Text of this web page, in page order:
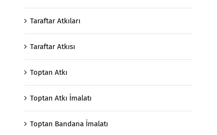
Taraftar Atkıları
Taraftar Atkısı
Toptan Atkı
Toptan Atkı İmalatı
Toptan Bandana İmalatı